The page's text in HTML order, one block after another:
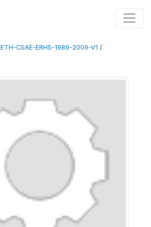
ETH-CSAE-ERHS-1989-2009-V1 /